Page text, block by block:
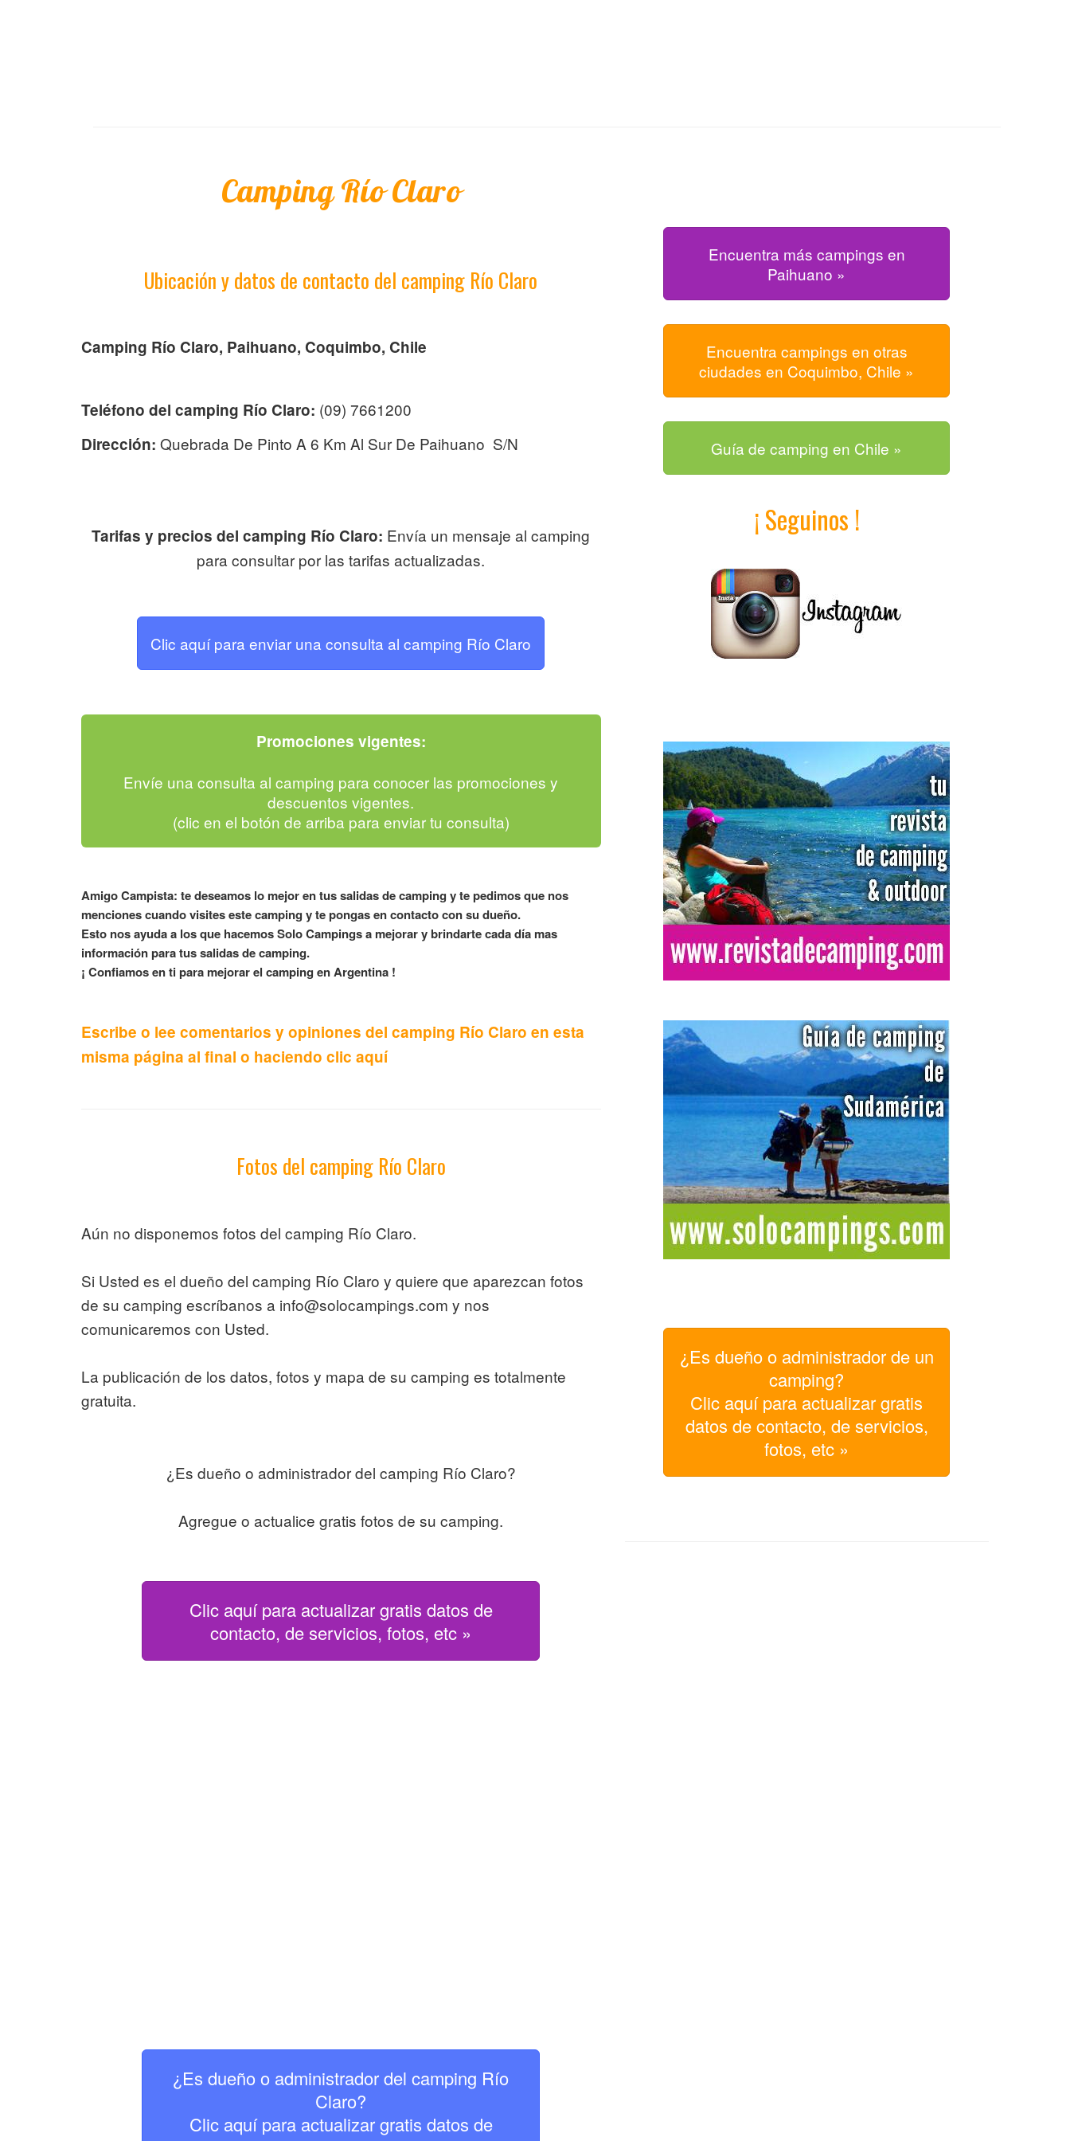
Camping Río Claro
Ubicación y datos de contacto del camping Río Claro
Camping Río Claro, Paihuano, Coquimbo, Chile
Teléfono del camping Río Claro: (09) 7661200
Dirección: Quebrada De Pinto A 6 Km Al Sur De Paihuano S/N
Tarifas y precios del camping Río Claro: Envía un mensaje al camping
para consultar por las tarifas actualizadas.
Clic aquí para enviar una consulta al camping Río Claro
Promociones vigentes:
Envíe una consulta al camping para conocer las promociones y
descuentos vigentes.
(clic en el botón de arriba para enviar tu consulta)
Amigo Campista: te deseamos lo mejor en tus salidas de camping y te pedimos que nos
menciones cuando visites este camping y te pongas en contacto con su dueño.
Esto nos ayuda a los que hacemos Solo Campings a mejorar y brindarte cada día mas
información para tus salidas de camping.
¡ Confiamos en ti para mejorar el camping en Argentina !
Escribe o lee comentarios y opiniones del camping Río Claro en esta
misma página al final o haciendo clic aquí
Fotos del camping Río Claro
Aún no disponemos fotos del camping Río Claro.
Si Usted es el dueño del camping Río Claro y quiere que aparezcan fotos
de su camping escríbanos a info@solocampings.com y nos
comunicaremos con Usted.
La publicación de los datos, fotos y mapa de su camping es totalmente
gratuita.
¿Es dueño o administrador del camping Río Claro?
Agregue o actualice gratis fotos de su camping.
Clic aquí para actualizar gratis datos de
contacto, de servicios, fotos, etc »
¿Es dueño o administrador del camping Río
Claro?
Clic aquí para actualizar gratis datos de
Encuentra más campings en
Paihuano »
Encuentra campings en otras
ciudades en Coquimbo, Chile »
Guía de camping en Chile »
¡ Seguinos !
¿Es dueño o administrador de un
camping?
Clic aquí para actualizar gratis
datos de contacto, de servicios,
fotos, etc »